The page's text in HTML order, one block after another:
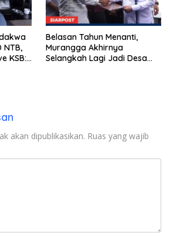
NTB,
KSB:
Belasan Tahun Menanti,
Murangga Akhirnya
Selangkah Lagi Jadi Desa
akan dipublikasikan. Ruas yang wajib